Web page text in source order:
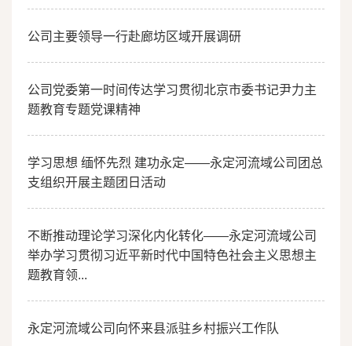
公司主要领导一行赴廊坊区域开展调研
公司党委第一时间传达学习贯彻北京市委书记尹力主
题教育专题党课精神
学习思想 缅怀先烈 建功永定——永定河流域公司团总
支组织开展主题团日活动
不断推动理论学习深化内化转化——永定河流域公司
举办学习贯彻习近平新时代中国特色社会主义思想主
题教育领...
永定河流域公司向怀来县派驻乡村振兴工作队